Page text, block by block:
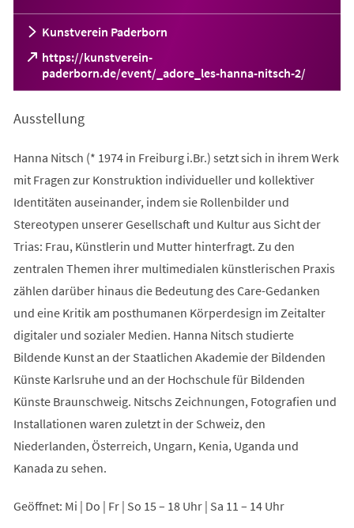
Kunstverein Paderborn
https://kunstverein-
paderborn.de/event/_adore_les-hanna-nitsch-2/
(Öffnet
in
neuen
Ausstellung
Hanna Nitsch (* 1974 in Freiburg i.Br.) setzt sich in ihrem Werk
mit Fragen zur Konstruktion individueller und kollektiver
Identitäten auseinander, indem sie Rollenbilder und
Stereotypen unserer Gesellschaft und Kultur aus Sicht der
Trias: Frau, Künstlerin und Mutter hinterfragt. Zu den
zentralen Themen ihrer multimedialen künstlerischen Praxis
zählen darüber hinaus die Bedeutung des Care-Gedanken
und eine Kritik am posthumanen Körperdesign im Zeitalter
digitaler und sozialer Medien. Hanna Nitsch studierte
Bildende Kunst an der Staatlichen Akademie der Bildenden
Künste Karlsruhe und an der Hochschule für Bildenden
Künste Braunschweig. Nitschs Zeichnungen, Fotografien und
Installationen waren zuletzt in der Schweiz, den
Niederlanden, Österreich, Ungarn, Kenia, Uganda und
Kanada zu sehen.
Geöffnet: Mi | Do | Fr | So 15 – 18 Uhr | Sa 11 – 14 Uhr